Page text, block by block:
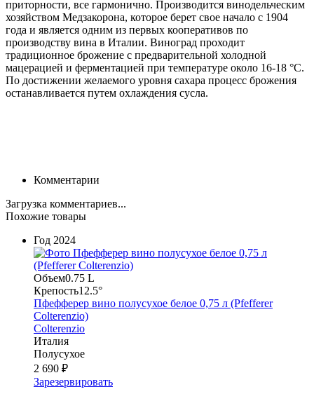
приторности, все гармонично. Производится винодельческим
хозяйством Медзакорона, которое берет свое начало с 1904
года и является одним из первых кооперативов по
производству вина в Италии. Виноград проходит
традиционное брожение с предварительной холодной
мацерацией и ферментацией при температуре около 16-18 °С.
По достижении желаемого уровня сахара процесс брожения
останавливается путем охлаждения сусла.
Комментарии
Загрузка комментариев...
Похожие товары
Год 2024
Объем0.75 L
Крепость12.5°
Пфефферер вино полусухое белое 0,75 л (Pfefferer
Colterenzio)
Colterenzio
Италия
Полусухое
2 690 ₽
Зарезервировать